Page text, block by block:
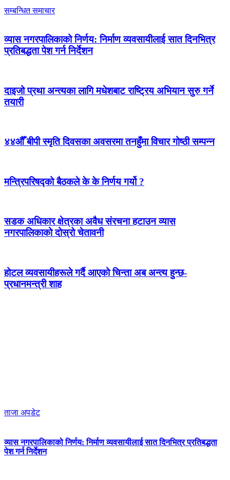
सम्बन्धित समाचार
व्यास नगरपालिकाको निर्णय: निर्माण व्यवसायीलाई सात दिनभित्र
प्रतिबद्धता पेश गर्न निर्देशन
दाइजो प्रथा अन्त्यका लागि मधेशबाट राष्ट्रिय अभियान सुरु गर्ने
तयारी
४४औँ बीपी स्मृति दिवसका अवसरमा तनहुँमा विचार गोष्ठी सम्पन्न
मन्त्रिपरिषद्को बैठकले के के निर्णय गर्यो ?
सडक अधिकार क्षेत्रका अवैध संरचना हटाउन व्यास
नगरपालिकाको दोस्रो चेतावनी
होटल व्यवसायीहरूले गर्दै आएको चिन्ता अब अन्त्य हुन्छ-
प्रधानमन्त्री शाह
ताजा अपडेट
व्यास नगरपालिकाको निर्णय: निर्माण व्यवसायीलाई सात दिनभित्र प्रतिबद्धता
पेश गर्न निर्देशन